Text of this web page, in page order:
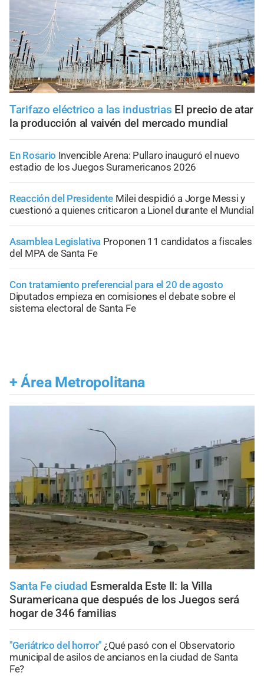
Tarifazo eléctrico a las industrias El precio de atar
la producción al vaivén del mercado mundial
En Rosario Invencible Arena: Pullaro inauguró el nuevo
estadio de los Juegos Suramericanos 2026
Reacción del Presidente Milei despidió a Jorge Messi y
cuestionó a quienes criticaron a Lionel durante el Mundial
Asamblea Legislativa Proponen 11 candidatos a fiscales
del MPA de Santa Fe
Con tratamiento preferencial para el 20 de agosto
Diputados empieza en comisiones el debate sobre el
sistema electoral de Santa Fe
+ Área Metropolitana
Santa Fe ciudad Esmeralda Este II: la Villa
Suramericana que después de los Juegos será
hogar de 346 familias
"Geriátrico del horror" ¿Qué pasó con el Observatorio
municipal de asilos de ancianos en la ciudad de Santa
Fe?